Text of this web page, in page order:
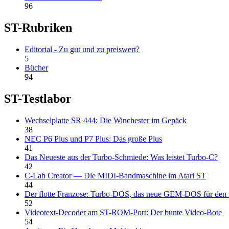
96
ST-Rubriken
Editorial - Zu gut und zu preiswert?
5
Bücher
94
ST-Testlabor
Wechselplatte SR 444: Die Winchester im Gepäck
38
NEC P6 Plus und P7 Plus: Das große Plus
41
Das Neueste aus der Turbo-Schmiede: Was leistet Turbo-C?
42
C-Lab Creator — Die MIDI-Bandmaschine im Atari ST
44
Der flotte Franzose: Turbo-DOS, das neue GEM-DOS für den
52
Videotext-Decoder am ST-ROM-Port: Der bunte Video-Bote
54